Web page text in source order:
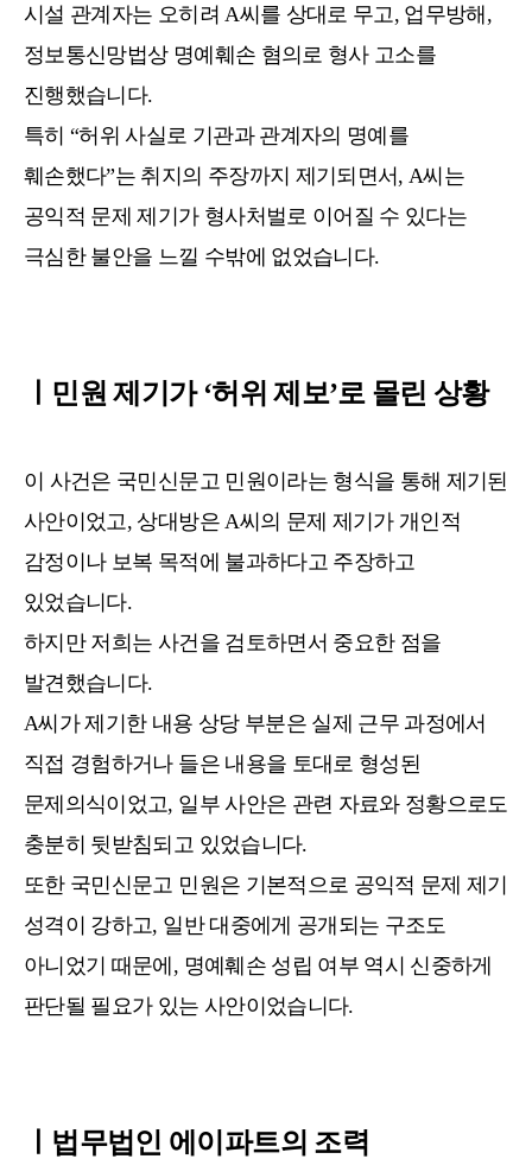
시설 관계자는 오히려 A씨를 상대로 무고, 업무방해,
정보통신망법상 명예훼손 혐의로 형사 고소를
진행했습니다.
특히 “허위 사실로 기관과 관계자의 명예를
훼손했다”는 취지의 주장까지 제기되면서, A씨는
공익적 문제 제기가 형사처벌로 이어질 수 있다는
극심한 불안을 느낄 수밖에 없었습니다.
ㅣ민원 제기가 ‘허위 제보’로 몰린 상황
이 사건은 국민신문고 민원이라는 형식을 통해 제기된
사안이었고, 상대방은 A씨의 문제 제기가 개인적
감정이나 보복 목적에 불과하다고 주장하고
있었습니다.
하지만 저희는 사건을 검토하면서 중요한 점을
발견했습니다.
A씨가 제기한 내용 상당 부분은 실제 근무 과정에서
직접 경험하거나 들은 내용을 토대로 형성된
문제의식이었고, 일부 사안은 관련 자료와 정황으로도
충분히 뒷받침되고 있었습니다.
또한 국민신문고 민원은 기본적으로 공익적 문제 제기
성격이 강하고, 일반 대중에게 공개되는 구조도
아니었기 때문에, 명예훼손 성립 여부 역시 신중하게
판단될 필요가 있는 사안이었습니다.
ㅣ법무법인 에이파트의 조력